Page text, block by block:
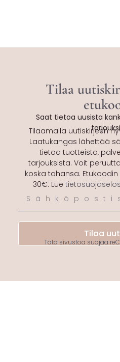
Tilaa
Saat tietoa uusista
Tilaamalla uutiskirjeen
Laatukangas lähettää
tietoa tuotteista,
tarjouksista. Voit
koska tahansa.
30€. Lue
Tilaa
Tätä sivustoa suojaa